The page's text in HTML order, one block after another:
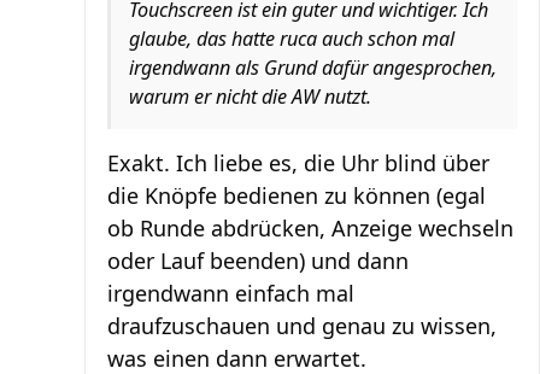
Touchscreen ist ein guter und wichtiger. Ich
glaube, das hatte ruca auch schon mal
irgendwann als Grund dafür angesprochen,
warum er nicht die AW nutzt.
Exakt. Ich liebe es, die Uhr blind über
die Knöpfe bedienen zu können (egal
ob Runde abdrücken, Anzeige wechseln
oder Lauf beenden) und dann
irgendwann einfach mal
draufzuschauen und genau zu wissen,
was einen dann erwartet.